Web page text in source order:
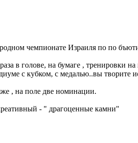
чемпионате Израиля по по
в голове, на бумаге , тренировки
с кубком, с медалью..вы
, на поле две номинации.
- " драгоценные камни"